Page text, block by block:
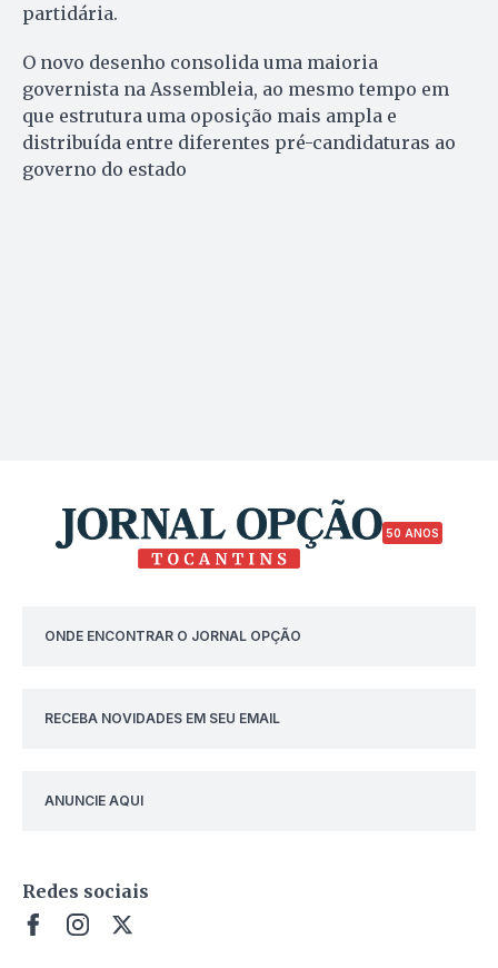
partidária.
O novo desenho consolida uma maioria
governista na Assembleia, ao mesmo tempo em
que estrutura uma oposição mais ampla e
distribuída entre diferentes pré-candidaturas ao
governo do estado
50 ANOS
ONDE ENCONTRAR O JORNAL OPÇÃO
RECEBA NOVIDADES EM SEU EMAIL
ANUNCIE AQUI
Redes sociais